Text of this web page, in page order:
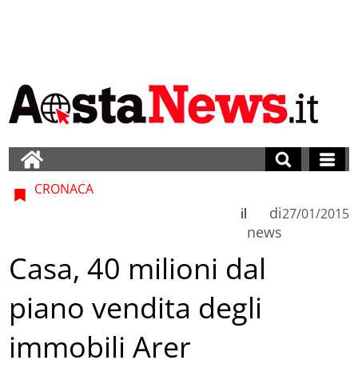
CRONACA
di
news
il 27/01/2015
Casa, 40 milioni dal
piano vendita degli
immobili Arer